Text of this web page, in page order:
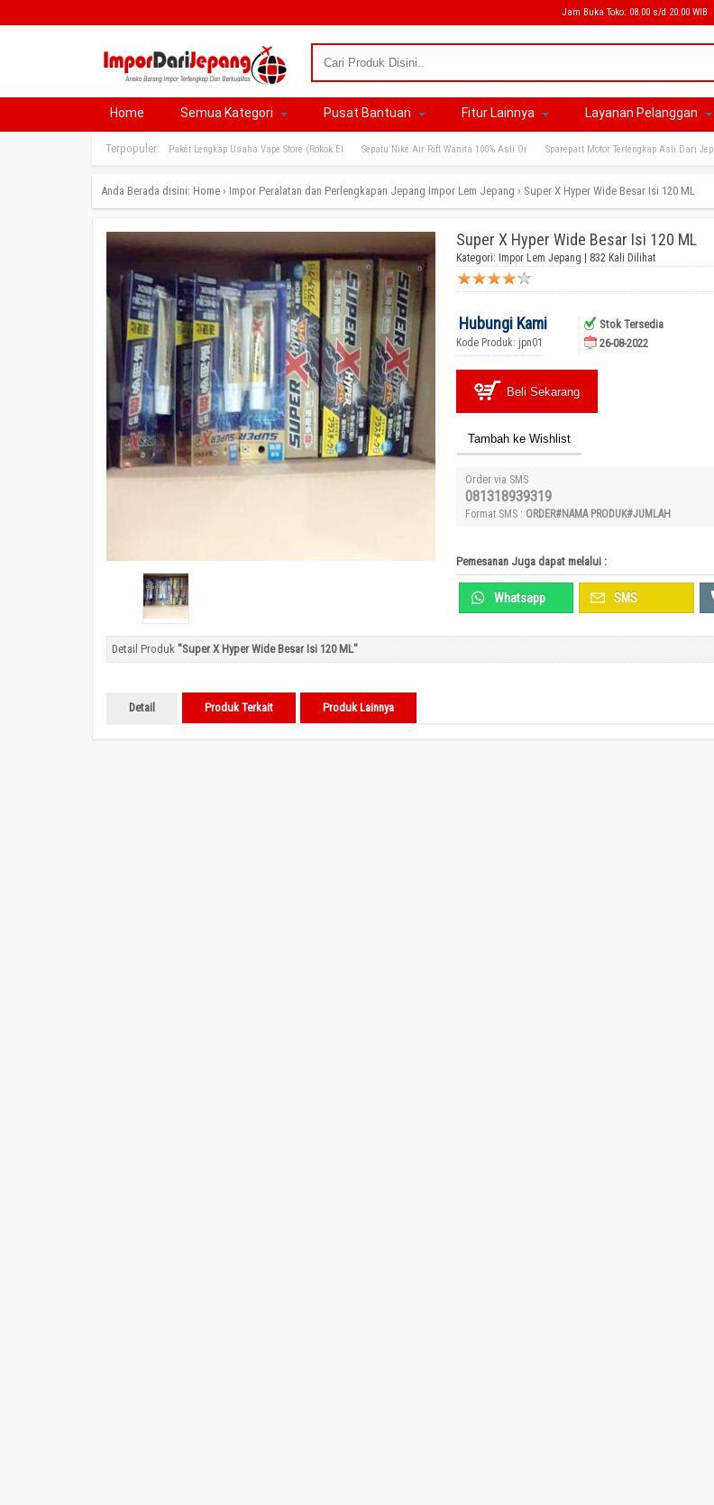
Jam Buka Toko: 08.00 s/d 20.00 WIB
Home Semua Kategori Pusat Bantuan Fitur Lainnya Layanan Pelanggan
Terpopuler: Paket Lengkap Usaha Vape Store (Rokok El Sepatu Nike Air Rift Wanita 100% Asli Or Sparepart Motor Terlengkap Asli Dari Jep
Anda Berada disini: Home › Impor Peralatan dan Perlengkapan Jepang Impor Lem Jepang › Super X Hyper Wide Besar Isi 120 ML
Super X Hyper Wide Besar Isi 120 ML
Kategori: Impor Lem Jepang | 832 Kali Dilihat
Hubungi Kami
Kode Produk: jpn01
Stok Tersedia
26-08-2022
Beli Sekarang
Tambah ke Wishlist
Order via SMS
081318939319
Format SMS : ORDER#NAMA PRODUK#JUMLAH
Pemesanan Juga dapat melalui :
Whatsapp SMS
Detail Produk "Super X Hyper Wide Besar Isi 120 ML"
Detail Produk Terkait Produk Lainnya